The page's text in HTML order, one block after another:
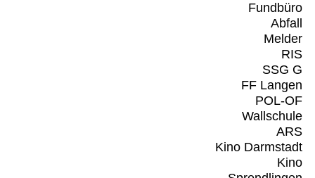
Fundbüro
Abfall
Melder
RIS
SSG G
FF Langen
POL-OF
Wallschule
ARS
Kino Darmstadt
Kino